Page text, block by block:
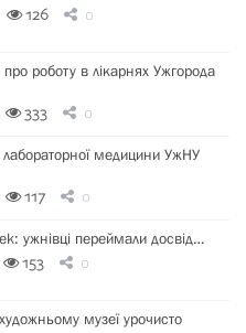
126 0
роботу в лікарнях Ужгорода
333 0
лабораторної медицини УжНУ
117 0
ужнівці переймали досвід…
153 0
музеї урочисто